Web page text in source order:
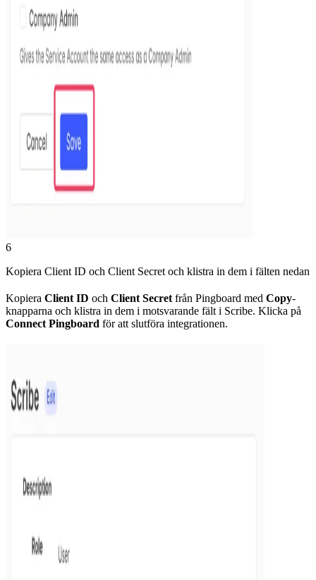
6
Kopiera Client ID och Client Secret och klistra in dem i fälten nedan
Kopiera Client ID och Client Secret från Pingboard med Copy-
knapparna och klistra in dem i motsvarande fält i Scribe. Klicka på
Connect Pingboard för att slutföra integrationen.